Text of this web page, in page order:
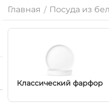
Главная / Посуда из
Классический фарфор